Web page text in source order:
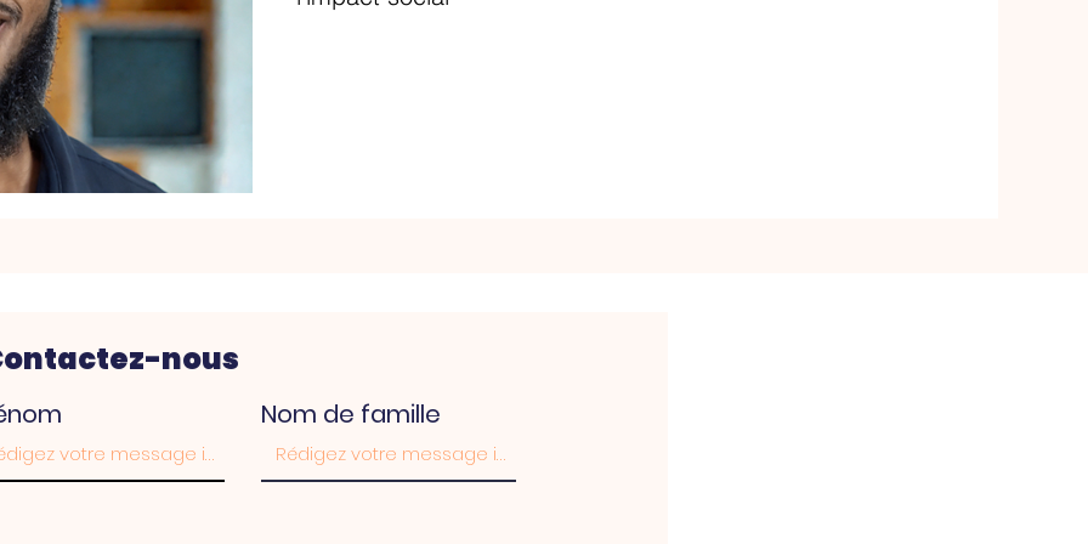
nous
Nom de famille